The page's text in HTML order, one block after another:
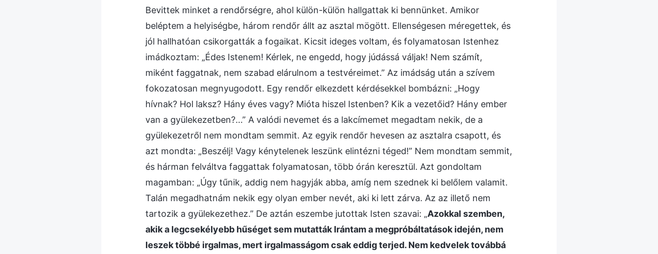
Bevittek minket a rendőrségre, ahol külön-külön hallgattak ki bennünket. Amikor
beléptem a helyiségbe, három rendőr állt az asztal mögött. Ellenségesen méregettek, és
jól hallhatóan csikorgatták a fogaikat. Kicsit ideges voltam, és folyamatosan Istenhez
imádkoztam: „Édes Istenem! Kérlek, ne engedd, hogy júdássá váljak! Nem számít,
miként faggatnak, nem szabad elárulnom a testvéreimet.” Az imádság után a szívem
fokozatosan megnyugodott. Egy rendőr elkezdett kérdésekkel bombázni: „Hogy
hívnak? Hol laksz? Hány éves vagy? Mióta hiszel Istenben? Kik a vezetőid? Hány ember
van a gyülekezetben?...” A valódi nevemet és a lakcímemet megadtam nekik, de a
gyülekezetről nem mondtam semmit. Az egyik rendőr hevesen az asztalra csapott, és
azt mondta: „Beszélj! Vagy kénytelenek leszünk elintézni téged!” Nem mondtam semmit,
és hárman felváltva faggattak folyamatosan, több órán keresztül. Azt gondoltam
magamban: „Úgy tűnik, addig nem hagyják abba, amíg nem szednek ki belőlem valamit.
Talán megadhatnám nekik egy olyan ember nevét, aki ki lett zárva. Az az illető nem
tartozik a gyülekezethez.” De aztán eszembe jutottak Isten szavai: „Azokkal szemben,
akik a legcsekélyebb hűséget sem mutatták Irántam a megpróbáltatások idején, nem
leszek többé irgalmas, mert irgalmasságom csak eddig terjed. Nem kedvelek továbbá